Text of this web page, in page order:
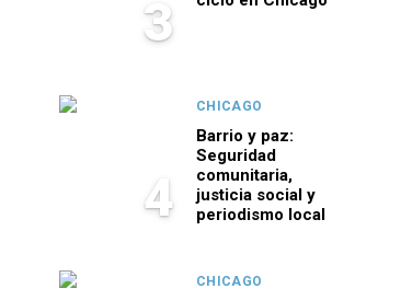
3
4
CHICAGO
Barrio y paz:
Seguridad
comunitaria,
justicia social y
periodismo local
CHICAGO